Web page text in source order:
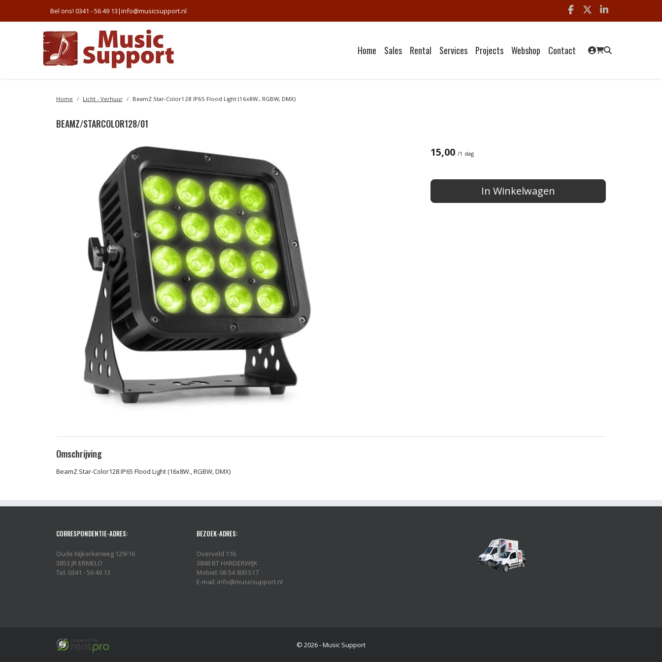
Bel ons! 0341 - 56 49 13|info@musicsupport.nl Facebook
x linkedin
Home Sales Rental Services Projects Webshop Contact
Home Licht - Verhuur BeamZ Star-Color128 IP65 Flood Light (16x8W., RGBW, DMX)
BEAMZ/STARCOLOR128/01
15,00 /1 dag
In Winkelwagen
Omschrijving
BeamZ Star-Color128 IP65 Flood Light (16x8W., RGBW, DMX)
CORRESPONDENTIE-ADRES:
Oude Nijkerkerweg 129/16
3853 JR ERMELO
Tel: 0341 - 56 49 13
BEZOEK-ADRES:
Overveld 11b
3848 BT HARDERWIJK
Mobiel: 06 54 900 517
E-mail: info@musicsupport.nl
© 2026 - Music Support